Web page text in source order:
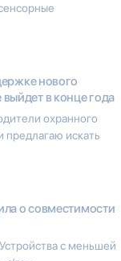
нового
в конце года
охранного
предлагаю искать
о совместимости
с меньшей